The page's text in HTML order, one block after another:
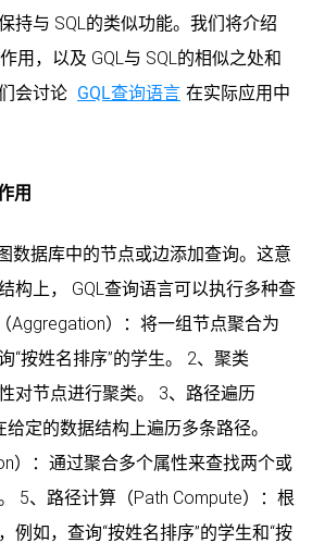
持与 SQL的类似功能。我们将介绍
用，以及 GQL与 SQL的相似之处和
会讨论 GQL查询语言 在实际应用中
用
数据库中的节点或边添加查询。这意
构上， GQL查询语言可以执行多种查
Aggregation）：将一组节点聚合为
“按姓名排序”的学生。 2、聚类
对节点进行聚类。 3、路径遍历
给定的数据结构上遍历多条路径。
）：通过聚合多个属性来查找两个或
5、路径计算（Path Compute）：根
例如，查询“按姓名排序”的学生和“按